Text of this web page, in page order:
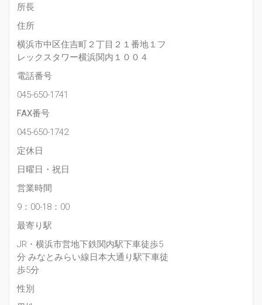
所長
住所
横浜市中区住吉町２丁目２１番地１フ
レックスタワー横浜関内１００４
電話番号
045-650-1741
FAX番号
045-650-1742
定休日
日曜日・祝日
営業時間
9：00-18：00
最寄り駅
JR・横浜市営地下鉄関内駅下車徒歩5
分 みなとみらい線日本大通り駅下車徒
歩5分
性別